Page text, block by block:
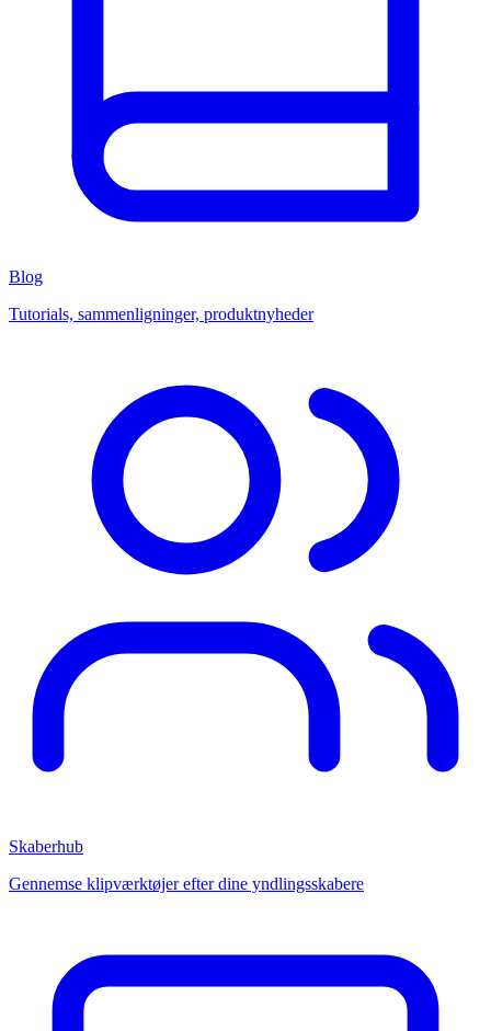
Blog
Tutorials, sammenligninger, produktnyheder
Skaberhub
Gennemse klipværktøjer efter dine yndlingsskabere